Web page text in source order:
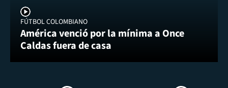
FÚTBOL COLOMBIANO
América venció por la mínima a Once
Caldas fuera de casa